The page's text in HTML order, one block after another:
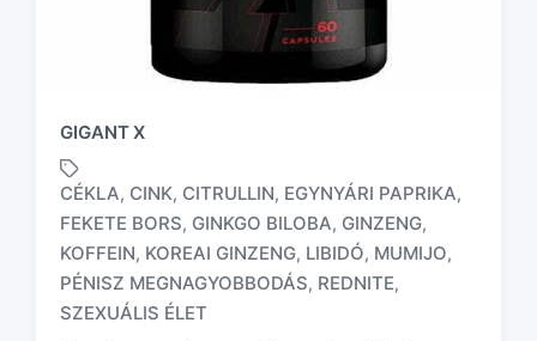
GIGANT X
T
a
g
CÉKLA, CINK, CITRULLIN, EGYNYÁRI PAPRIKA,
FEKETE BORS, GINKGO BILOBA, GINZENG,
KOFFEIN, KOREAI GINZENG, LIBIDÓ, MUMIJO,
PÉNISZ MEGNAGYOBBODÁS, REDNITE,
SZEXUÁLIS ÉLET